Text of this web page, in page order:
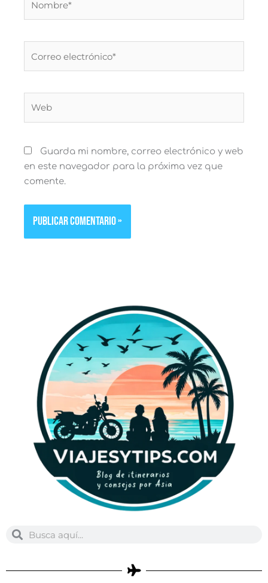
electrónico*
Guarda mi nombre, correo electrónico y web
en este navegador para la próxima vez que
comente.
BuscarBuscar